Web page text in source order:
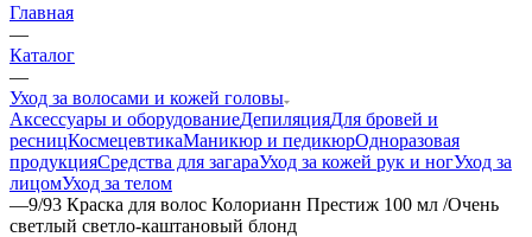
Главная
—
Каталог
—
Уход за волосами и кожей головы
Аксессуары и оборудованиеДепиляцияДля бровей и
ресницКосмецевтикаМаникюр и педикюрОдноразовая
продукцияСредства для загараУход за кожей рук и ногУход за
лицомУход за телом
—9/93 Краска для волос Колорианн Престиж 100 мл /Очень
светлый светло-каштановый блонд